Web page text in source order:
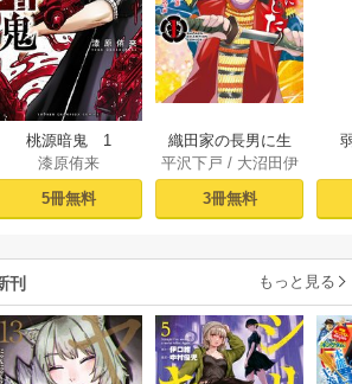
桃源暗鬼 1
漆原侑来
5冊無料
織田家の長男に生
まれました～戦国
時代に転生したけ
ど、死にたくない
ます～ 1
平沢下戸 / 大沼田伊
/逸見兎歌
3冊無料
刊 もっと見る